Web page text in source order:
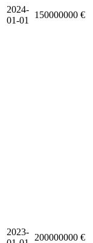
2024-
01-01
150000000 €
2023-
200000000 €